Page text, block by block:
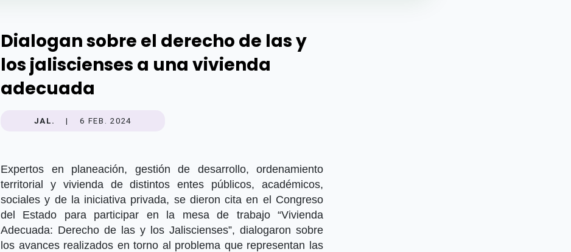
Dialogan sobre el derecho de las y
los jaliscienses a una vivienda
adecuada
JAL. | 6 FEB. 2024
Expertos en planeación, gestión de desarrollo, ordenamiento
territorial y vivienda de distintos entes públicos, académicos,
sociales y de la iniciativa privada, se dieron cita en el Congreso
del Estado para participar en la mesa de trabajo “Vivienda
Adecuada: Derecho de las y los Jaliscienses”, dialogaron sobre
los avances realizados en torno al problema que representan las